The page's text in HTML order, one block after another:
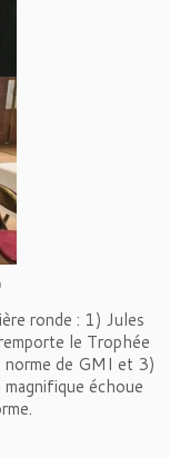
ronde : 1) Jules
le Trophée
norme de GMI et 3)
échoue